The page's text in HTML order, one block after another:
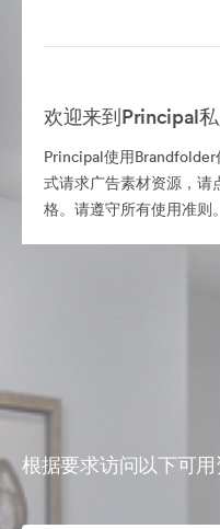
欢迎来到Principal私
Principal使用
式请求广告素材资源，请
格。请遵守所有使用准则。
根据要求访问以下可